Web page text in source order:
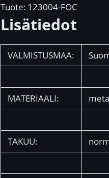
Tuote: 123004-FOC
Lisätiedot
VALMISTUSMAA:
MATERIAALI:
TAKUU: